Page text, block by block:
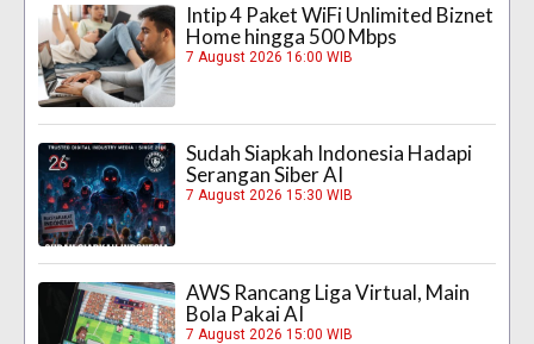
Intip 4 Paket WiFi Unlimited Biznet
Home hingga 500 Mbps
7 August 2026 16:00 WIB
Sudah Siapkah Indonesia Hadapi
Serangan Siber AI
7 August 2026 15:30 WIB
AWS Rancang Liga Virtual, Main
Bola Pakai AI
7 August 2026 15:00 WIB